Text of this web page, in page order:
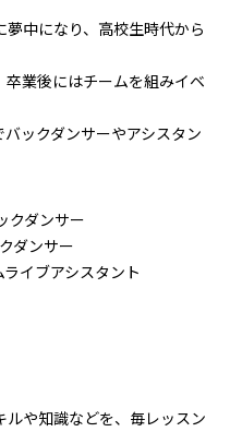
中になり、高校生時代から
業後にはチームを組みイベ
ックダンサーやアシスタン
クダンサー
ダンサー
イブアシスタント
や知識などを、毎レッスン